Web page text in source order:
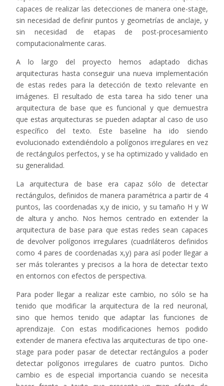
capaces de realizar las detecciones de manera one-stage,
sin necesidad de definir puntos y geometrías de anclaje, y
sin necesidad de etapas de post-procesamiento
computacionalmente caras.
A lo largo del proyecto hemos adaptado dichas
arquitecturas hasta conseguir una nueva implementación
de estas redes para la detección de texto relevante en
imágenes. El resultado de esta tarea ha sido tener una
arquitectura de base que es funcional y que demuestra
que estas arquitecturas se pueden adaptar al caso de uso
específico del texto. Este baseline ha ido siendo
evolucionado extendiéndolo a polígonos irregulares en vez
de rectángulos perfectos, y se ha optimizado y validado en
su generalidad.
La arquitectura de base era capaz sólo de detectar
rectángulos, definidos de manera paramétrica a partir de 4
puntos, las coordenadas x,y de inicio, y su tamaño H y W
de altura y ancho. Nos hemos centrado en extender la
arquitectura de base para que estas redes sean capaces
de devolver polígonos irregulares (cuadriláteros definidos
como 4 pares de coordenadas x,y) para así poder llegar a
ser más tolerantes y precisos a la hora de detectar texto
en entornos con efectos de perspectiva.
Para poder llegar a realizar este cambio, no sólo se ha
tenido que modificar la arquitectura de la red neuronal,
sino que hemos tenido que adaptar las funciones de
aprendizaje. Con estas modificaciones hemos podido
extender de manera efectiva las arquitecturas de tipo one-
stage para poder pasar de detectar rectángulos a poder
detectar polígonos irregulares de cuatro puntos. Dicho
cambio es de especial importancia cuando se necesita